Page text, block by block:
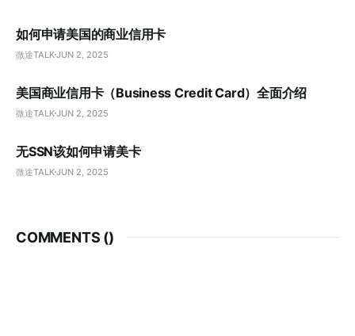
如何申请美国的商业信用卡
微途TALKJUN 2, 2025
美国商业信用卡（Business Credit Card）全面介绍
微途TALKJUN 2, 2025
无SSN该如何申请美卡
微途TALKJUN 2, 2025
COMMENTS ()